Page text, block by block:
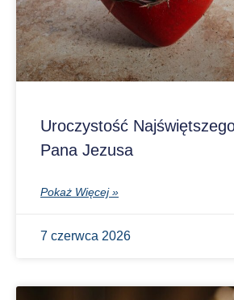
Uroczystość
Pana Jezusa
Pokaż Więcej »
7 czerwca 2026